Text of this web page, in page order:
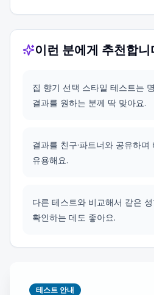
이런 분에게 추천합니
집 향기 선택 스타일 테스트는
결과를 원하는 분께 딱 맞아요.
결과를 친구·파트너와 공유하
유용해요.
다른 테스트와 비교해서 같은
확인하는 데도 좋아요.
테스트 안내